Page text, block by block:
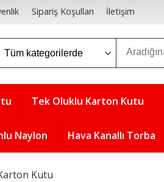
Sipariş Koşulları İletişim
Tek Oluklu Karton Kutu
Naylon Hava Kanallı Torba
Kutu